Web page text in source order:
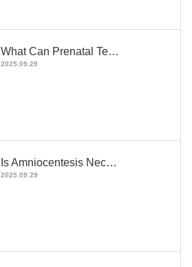
What Can Prenatal Te…
2025.09.29
Is Amniocentesis Nec…
2025.09.29